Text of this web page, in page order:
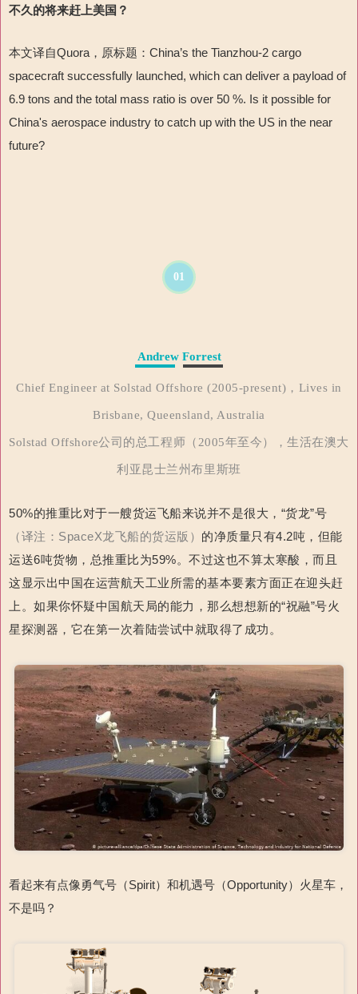
不久的将来赶上美国？
本文译自Quora，原标题：China’s the Tianzhou-2 cargo
spacecraft successfully launched, which can deliver a payload of
6.9 tons and the total mass ratio is over 50 %. Is it possible for
China's aerospace industry to catch up with the US in the near
future?
01
Andrew Forrest
Chief Engineer at Solstad Offshore (2005-present)，Lives in
Brisbane, Queensland, Australia
Solstad Offshore公司的总工程师（2005年至今），生活在澳大
利亚昆士兰州布里斯班
50%的推重比对于一艘货运飞船来说并不是很大，“货龙”号
（译注：SpaceX龙飞船的货运版） 的净质量只有4.2吨，但能
运送6吨货物，总推重比为59%。不过这也不算太寒酸，而且
这显示出中国在运营航天工业所需的基本要素方面正在迎头赶
上。如果你怀疑中国航天局的能力，那么想想新的“祝融”号火
星探测器，它在第一次着陆尝试中就取得了成功。
看起来有点像勇气号（Spirit）和机遇号（Opportunity）火星车，
不是吗？